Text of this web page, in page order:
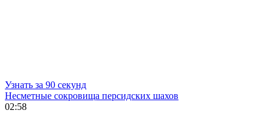
Узнать за 90 секунд
Несметные сокровища персидских шахов
02:58